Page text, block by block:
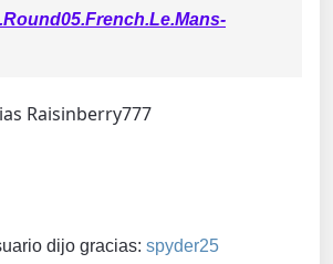
Raisinberry777
dijo gracias: spyder25